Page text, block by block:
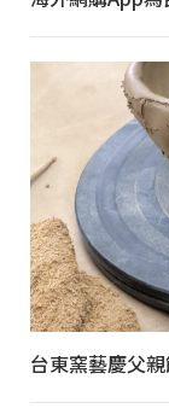
台東窯藝慶父